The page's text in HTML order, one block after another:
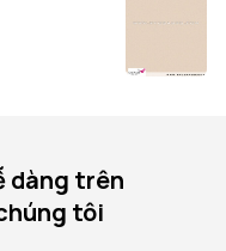
dàng trên
tôi